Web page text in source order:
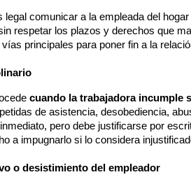
legal comunicar a la empleada del
respetar los plazos y derechos que
principales para poner fin a la
cuando la trabajadora incumple
de asistencia, desobediencia,
pero debe justificarse por
a impugnarlo si lo considera
o desistimiento del empleador